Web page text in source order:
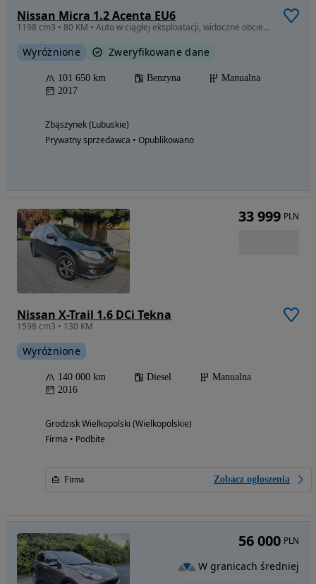
Nissan Micra 1.2 Acenta EU6
1198 cm3 • 80 KM • Auto w ciągłej eksploatacji, widoczne obcierki parkingowe
Wyróżnione Zweryfikowane dane
101 650 km Benzyna
Manualna
2017
Zbąszynek (Lubuskie)
Prywatny sprzedawca • Opublikowano
Nissan X-Trail 1.6 DCi Tekna
1598 cm3 • 130 KM
Wyróżnione
140 000 km Diesel
Manualna
2016
Grodzisk Wielkopolski (Wielkopolskie)
Firma • Podbite
Firma Zobacz ogłoszenia
33 999 PLN
56 000 PLN
W granicach średniej